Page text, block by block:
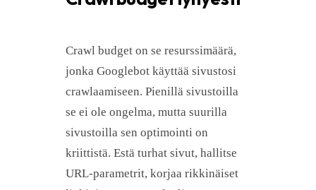
Crawl budget on se resurssimäärä,
jonka Googlebot käyttää sivustosi
crawlaamiseen. Pienillä sivustoilla
se ei ole ongelma, mutta suurilla
sivustoilla sen optimointi on
kriittistä. Estä turhat sivut, hallitse
URL-parametrit, korjaa rikkinäiset